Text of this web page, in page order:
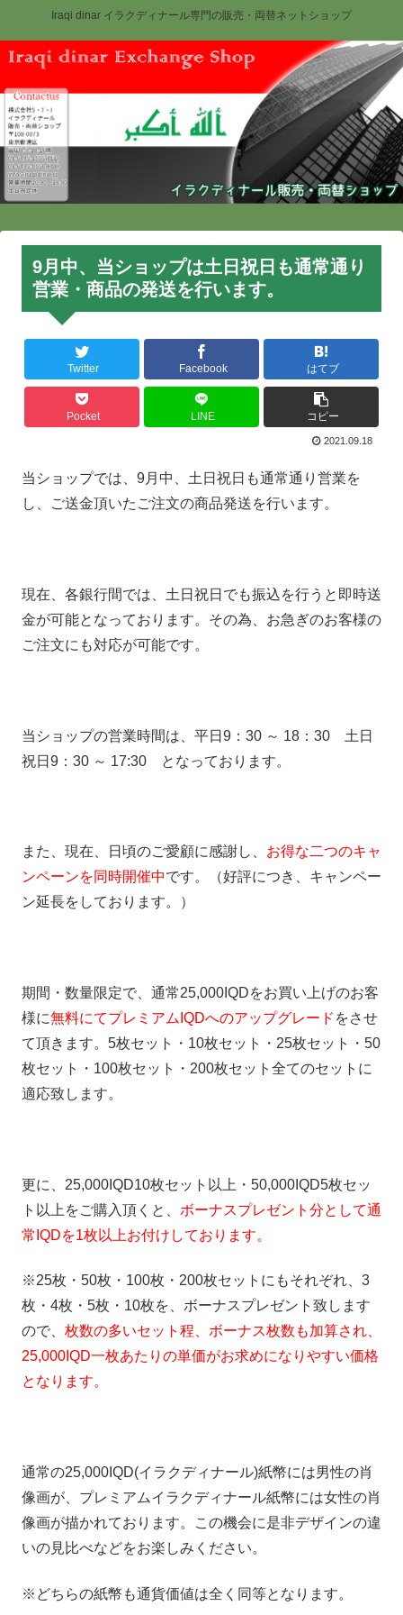
Iraqi dinar イラクディナール専門の販売・両替ネットショップ
9月中、当ショップは土日祝日も通常通り
営業・商品の発送を行います。
Twitter Facebook はてブ
Pocket LINE コピー
2021.09.18
当ショップでは、9月中、土日祝日も通常通り営業を
し、ご送金頂いたご注文の商品発送を行います。
現在、各銀行間では、土日祝日でも振込を行うと即時送
金が可能となっております。その為、お急ぎのお客様の
ご注文にも対応が可能です。
当ショップの営業時間は、平日9：30 ～ 18：30 土日
祝日9：30 ～ 17:30 となっております。
また、現在、日頃のご愛顧に感謝し、 お得な二つのキャ
ンペーンを同時開催中です。（好評につき、キャンペー
ン延長をしております。）
期間・数量限定で、通常25,000IQDをお買い上げのお客
様に無料にてプレミアムIQDへのアップグレード をさせ
て頂きます。5枚セット・10枚セット・25枚セット・50
枚セット・100枚セット・200枚セット全てのセットに
適応致します。
更に、25,000IQD10枚セット以上・50,000IQD5枚セッ
ト以上をご購入頂くと、 ボーナスプレゼント分として通
常IQDを1枚以上お付けしております。
※25枚・50枚・100枚・200枚セットにもそれぞれ、3
枚・4枚・5枚・10枚を、ボーナスプレゼント致します
ので、 枚数の多いセット程、ボーナス枚数も加算され、
25,000IQD一枚あたりの単価がお求めになりやすい価格
となります。
通常の25,000IQD(イラクディナール)紙幣には男性の肖
像画が、プレミアムイラクディナール紙幣には女性の肖
像画が描かれております。この機会に是非デザインの違
いの見比べなどをお楽しみください。
※どちらの紙幣も通貨価値は全く同等となります。